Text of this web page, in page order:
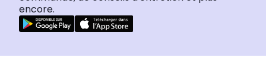
encore.